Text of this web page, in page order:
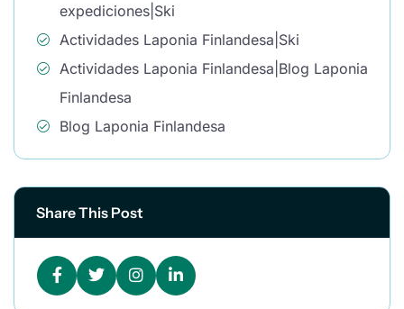
expediciones|Ski
Actividades Laponia Finlandesa|Ski
Actividades Laponia Finlandesa|Blog Laponia
Finlandesa
Blog Laponia Finlandesa
Share This Post